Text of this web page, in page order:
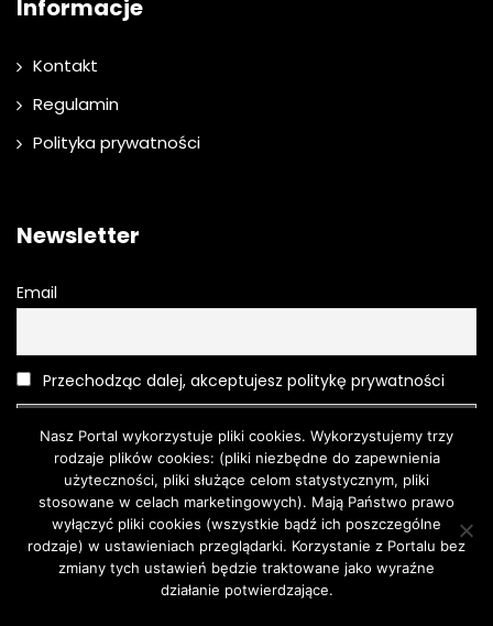
Informacje
Kontakt
Regulamin
Polityka prywatności
Newsletter
Email
Przechodząc dalej, akceptujesz politykę prywatności
Moda O urodzie Kosmetyki Pielęgnacja
Moda męska
Nasz Portal wykorzystuje pliki cookies. Wykorzystujemy trzy
rodzaje plików cookies: (pliki niezbędne do zapewnienia
użyteczności, pliki służące celom statystycznym, pliki
stosowane w celach marketingowych). Mają Państwo prawo
wyłączyć pliki cookies (wszystkie bądź ich poszczególne
rodzaje) w ustawieniach przeglądarki. Korzystanie z Portalu bez
zmiany tych ustawień będzie traktowane jako wyraźne
działanie potwierdzające.